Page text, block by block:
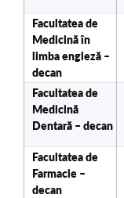
Facultatea de
Medicină în
limba engleză –
decan
Facultatea de
Medicină
Dentară – decan
Facultatea de
Farmacie –
decan